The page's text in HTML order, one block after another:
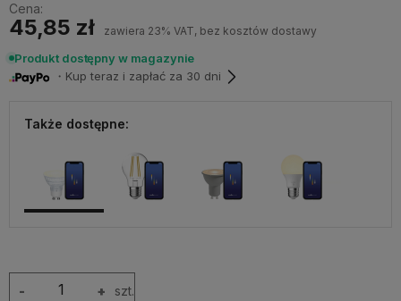
Cena:
45,85 zł zawiera 23% VAT, bez kosztów dostawy
Produkt dostępny w magazynie
・Kup teraz i zapłać za 30 dni
Także dostępne:
+
- szt.